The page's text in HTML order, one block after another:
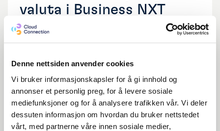
Denne nettsiden anvender cookies
Vi bruker informasjonskapsler for å gi innhold og
annonser et personlig preg, for å levere sosiale
mediefunksjoner og for å analysere trafikken vår. Vi deler
dessuten informasjon om hvordan du bruker nettstedet
vårt, med partnerne våre innen sosiale medier,
valuta i Business NXT